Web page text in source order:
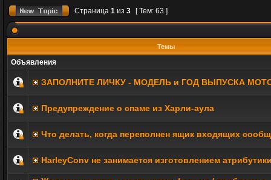
Страница 1 из 3 [ Тем: 63 ]
Темы
Объявления
ЗАПОЛНИТE ЛИЧКУ - МОДЕЛЬ и ГОД ВЫПУСКА
Предупреждение о спаме из Харли-аула
Что делать, когда переполнен ящик входящих
HarleyConv не занимается изготовлением